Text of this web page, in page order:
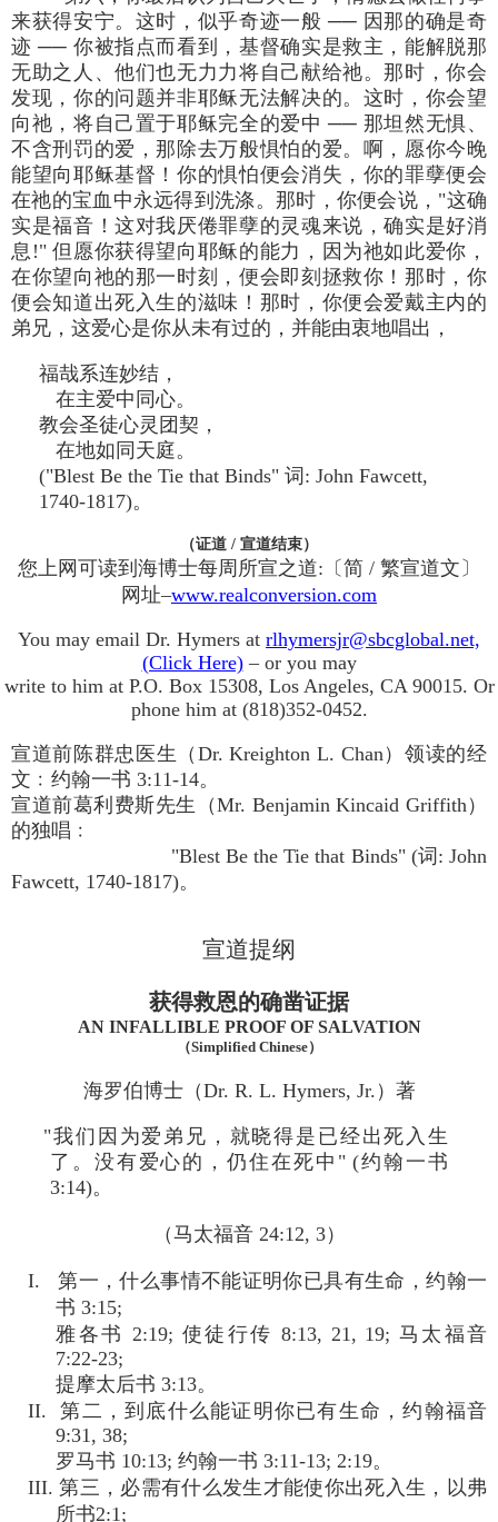
来获得安宁。这时，似乎奇迹一般 ── 因那的确是奇
迹 ── 你被指点而看到，基督确实是救主，能解脱那
无助之人、他们也无力力将自己献给祂。那时，你会
发现，你的问题并非耶稣无法解决的。这时，你会望
向祂，将自己置于耶稣完全的爱中 ── 那坦然无惧、
不含刑罚的爱，那除去万般惧怕的爱。啊，愿你今晚
能望向耶稣基督！你的惧怕便会消失，你的罪孽便会
在祂的宝血中永远得到洗涤。那时，你便会说，"这确
实是福音！这对我厌倦罪孽的灵魂来说，确实是好消
息!" 但愿你获得望向耶稣的能力，因为祂如此爱你，
在你望向祂的那一时刻，便会即刻拯救你！那时，你
便会知道出死入生的滋味！那时，你便会爱戴主内的
弟兄，这爱心是你从未有过的，并能由衷地唱出，
福哉系连妙结，
在主爱中同心。
教会圣徒心灵团契，
在地如同天庭。
("Blest Be the Tie that Binds" 词: John Fawcett,
1740-1817)。
（证道 / 宣道结束）
您上网可读到海博士每周所宣之道:〔简 / 繁宣道文〕
网址–www.realconversion.com
You may email Dr. Hymers at rlhymersjr@sbcglobal.net,
(Click Here)– or you may
write to him at P.O. Box 15308, Los Angeles, CA 90015. Or
phone him at (818)352-0452.
宣道前陈群忠医生（Dr. Kreighton L. Chan）领读的经
文﹕约翰一书 3:11-14。
宣道前葛利费斯先生（Mr. Benjamin Kincaid Griffith）
的独唱﹕
"Blest Be the Tie that Binds" (词: John
Fawcett, 1740-1817)。
宣道提纲
获得救恩的确凿证据
AN INFALLIBLE PROOF OF SALVATION
（Simplified Chinese）
海罗伯博士（Dr. R. L. Hymers, Jr.）著
"我们因为爱弟兄，就晓得是已经出死入生
了。没有爱心的，仍住在死中" (约翰一书
3:14)。
（马太福音 24:12, 3）
I. 第一，什么事情不能证明你已具有生命，约翰一
书 3:15;
雅各书 2:19; 使徒行传 8:13, 21, 19; 马太福音
7:22-23;
提摩太后书 3:13。
II. 第二，到底什么能证明你已有生命，约翰福音
9:31, 38;
罗马书 10:13; 约翰一书 3:11-13; 2:19。
III. 第三，必需有什么发生才能使你出死入生，以弗
所书2:1;